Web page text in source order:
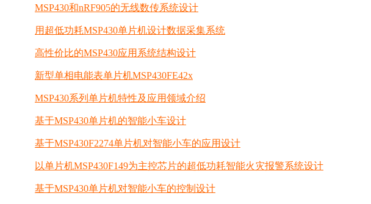
MSP430和nRF905的无线数传系统设计
用超低功耗MSP430单片机设计数据采集系统
高性价比的MSP430应用系统结构设计
新型单相电能表单片机MSP430FE42x
MSP430系列单片机特性及应用领域介绍
基于MSP430单片机的智能小车设计
基于MSP430F2274单片机对智能小车的应用设计
以单片机MSP430F149为主控芯片的超低功耗智能火灾报警系统设计
基于MSP430单片机对智能小车的控制设计